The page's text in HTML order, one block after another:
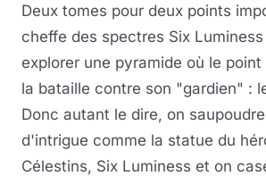
Deux tomes pour deux points
cheffe des spectres Six
explorer une pyramide où le
la bataille contre son "gardien" :
Donc autant le dire, on
d'intrigue comme la statue du
Célestins, Six Luminess et on